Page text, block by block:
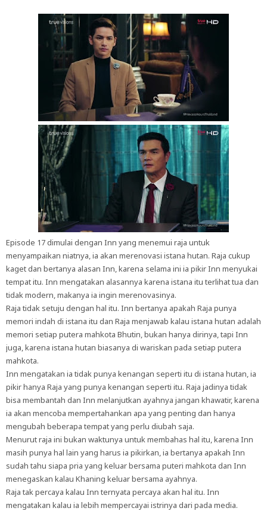
Episode 17 dimulai dengan Inn yang menemui raja untuk
menyampaikan niatnya, ia akan merenovasi istana hutan. Raja cukup
kaget dan bertanya alasan Inn, karena selama ini ia pikir Inn menyukai
tempat itu. Inn mengatakan alasannya karena istana itu terlihat tua dan
tidak modern, makanya ia ingin merenovasinya.
Raja tidak setuju dengan hal itu. Inn bertanya apakah Raja punya
memori indah di istana itu dan Raja menjawab kalau istana hutan adalah
memori setiap putera mahkota Bhutin, bukan hanya dirinya, tapi Inn
juga, karena istana hutan biasanya di wariskan pada setiap putera
mahkota.
Inn mengatakan ia tidak punya kenangan seperti itu di istana hutan, ia
pikir hanya Raja yang punya kenangan seperti itu. Raja jadinya tidak
bisa membantah dan Inn melanjutkan ayahnya jangan khawatir, karena
ia akan mencoba mempertahankan apa yang penting dan hanya
mengubah beberapa tempat yang perlu diubah saja.
Menurut raja ini bukan waktunya untuk membahas hal itu, karena Inn
masih punya hal lain yang harus ia pikirkan, ia bertanya apakah Inn
sudah tahu siapa pria yang keluar bersama puteri mahkota dan Inn
menegaskan kalau Khaning keluar bersama ayahnya.
Raja tak percaya kalau Inn ternyata percaya akan hal itu. Inn
mengatakan kalau ia lebih mempercayai istrinya dari pada media.